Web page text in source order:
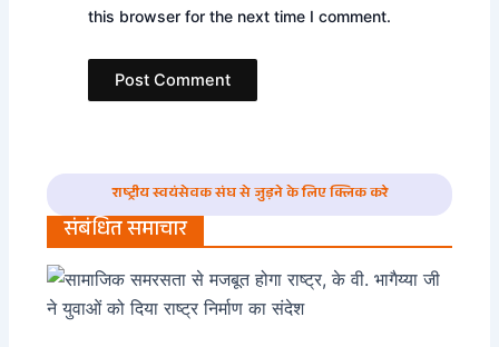
this browser for the next time I comment.
राष्ट्रीय स्वयंसेवक संघ से जुड़ने के लिए क्लिक करे
संबंधित समाचार